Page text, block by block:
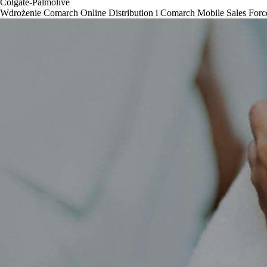
Wdrożenie Comarch Online Distribution i Comarch Mobile Sales